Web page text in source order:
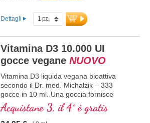
contribuisce alla normale funzione
muscolare e alla normale funzione del
una produzione propria controllata attiva
da 25 anni, vegetariana, senza additivi e
testata in laboratorio. Sviluppata da
medici.
maggiori informazioni su Vitamina
D3 + K2
Dettagli
Vitamina D3 10.000 UI
gocce vegane NUOVO
Vitamina D3 liquida vegana bioattiva
secondo il Dr. med. Michalzik – 333
gocce in 10 ml. Una goccia fornisce
10.000 IE di vitamina D3 vegana.
Massima qualità premium da licheni
controllati di alta qualità (non da alghe!)
Acquistane 3, il 4° è gratis